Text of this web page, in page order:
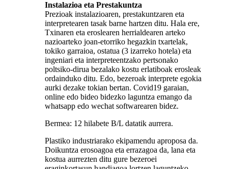
Instalazioa eta Prestakuntza
Prezioak instalazioaren, prestakuntzaren eta
interpretearen tasak barne hartzen ditu. Hala ere,
Txinaren eta eroslearen herrialdearen arteko
nazioarteko joan-etorriko hegazkin txartelak,
tokiko garraioa, ostatua (3 izarreko hotela) eta
ingeniari eta interpreteentzako pertsonako
poltsiko-dirua bezalako kostu erlatiboak erosleak
ordainduko ditu. Edo, bezeroak interprete egokia
aurki dezake tokian bertan. Covid19 garaian,
online edo bideo bidezko laguntza emango da
whatsapp edo wechat softwarearen bidez.
Bermea: 12 hilabete B/L datatik aurrera.
Plastiko industriarako ekipamendu aproposa da.
Doikuntza erosoagoa eta errazagoa da, lana eta
kostua aurrezten ditu gure bezeroei